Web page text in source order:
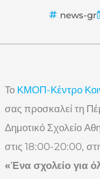
news-gr
Το ΚΜΟΠ-Κέντρο
σας προσκαλεί τη
Δημοτικό Σχολείο
στις 18:00-20:00,
«Ένα σχολείο για